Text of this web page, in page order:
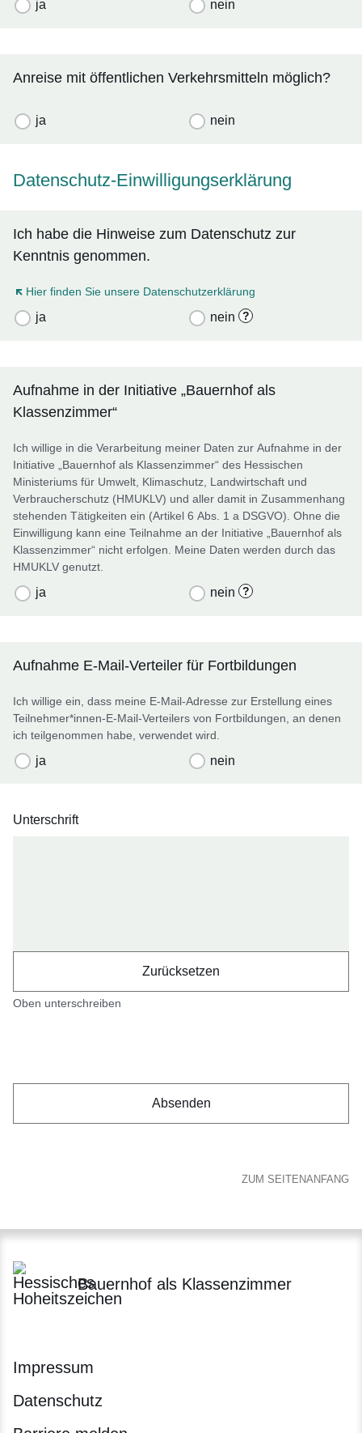
ja nein
Anreise mit öffentlichen Verkehrsmitteln möglich?
ja nein
Datenschutz-Einwilligungserklärung
Ich habe die Hinweise zum Datenschutz zur
Kenntnis genommen.
Hier finden Sie unsere Datenschutzerklärung
Öffnet sich in einem neuen Fenster
ja nein ?
Aufnahme in der Initiative „Bauernhof als
Klassenzimmer“
Ich willige in die Verarbeitung meiner Daten zur Aufnahme in der
Initiative „Bauernhof als Klassenzimmer“ des Hessischen
Ministeriums für Umwelt, Klimaschutz, Landwirtschaft und
Verbraucherschutz (HMUKLV) und aller damit in Zusammenhang
stehenden Tätigkeiten ein (Artikel 6 Abs. 1 a DSGVO). Ohne die
Einwilligung kann eine Teilnahme an der Initiative „Bauernhof als
Klassenzimmer“ nicht erfolgen. Meine Daten werden durch das
HMUKLV genutzt.
ja nein ?
Aufnahme E-Mail-Verteiler für Fortbildungen
Ich willige ein, dass meine E-Mail-Adresse zur Erstellung eines
Teilnehmer*innen-E-Mail-Verteilers von Fortbildungen, an denen
ich teilgenommen habe, verwendet wird.
ja nein
Unterschrift
Oben unterschreiben
ZUM SEITENANFANG
Bauernhof als Klassenzimmer
Impressum
Datenschutz